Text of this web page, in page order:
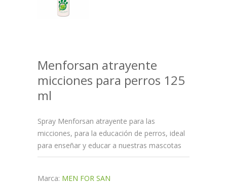
Menforsan atrayente
micciones para perros 125
ml
Spray Menforsan atrayente para las
micciones, para la educación de perros, ideal
para enseñar y educar a nuestras mascotas
Marca: MEN FOR SAN